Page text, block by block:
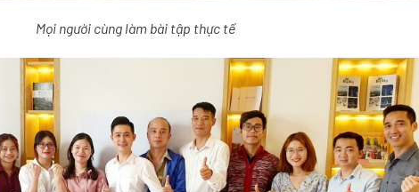
Mọi người cùng làm bài tập thực tế